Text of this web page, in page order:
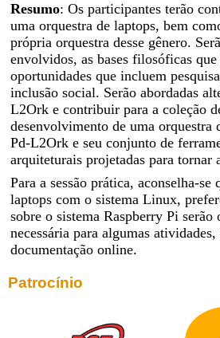
Resumo: Os participantes terão
uma orquestra de laptops, bem
própria orquestra desse gênero.
envolvidos, as bases filosóficas
oportunidades que incluem
inclusão social. Serão abordadas
L2Ork e contribuir para a coleção
desenvolvimento de uma orquestra
Pd-L2Ork e seu conjunto de
arquiteturais projetadas para tornar
Para a sessão prática, aconselha-
laptops com o sistema Linux,
sobre o sistema Raspberry Pi
necessária para algumas
documentação online.